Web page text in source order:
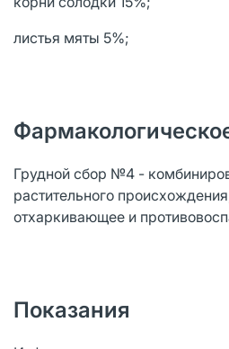
листья мяты 5%;
Грудной сбор №4 -
растительного
отхаркивающее и
Показания